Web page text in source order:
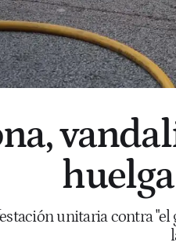
unitaria contra